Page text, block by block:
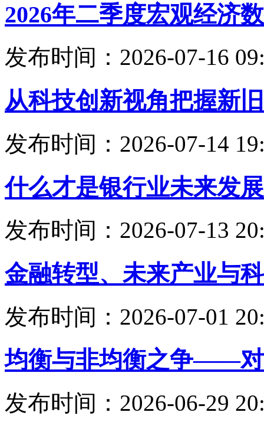
2026年二季度宏观经济
发布时间：2026-07-16
从科技创新视角把握新
发布时间：2026-07-14
什么才是银行业未来发
发布时间：2026-07-13
金融转型、未来产业与
发布时间：2026-07-01
均衡与非均衡之争——
发布时间：2026-06-29